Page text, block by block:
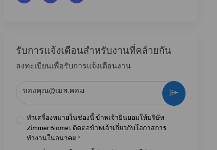
รับการแจ้งเตือนสําหรับงานที่คล้ายกัน
ลงทะเบียนเพื่อรับการแจ้งเตือนงาน
ทำเครื่องหมายในช่องนี้ ข้าพเจ้ายินยอมให้บริษัท
Zimmer Biomet ติดต่อข้าพเจ้าเกี่ยวกับโอกาสการ
ทำงานในอนาคต *
กระตุ้น